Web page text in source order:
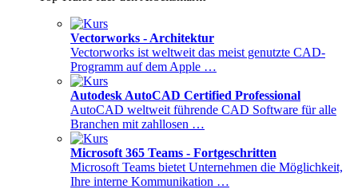
Vectorworks - Architektur
Vectorworks ist weltweit das meist genutzte CAD-
Programm auf dem Apple …
Autodesk AutoCAD Certified Professional
AutoCAD weltweit führende CAD Software für alle
Branchen mit zahllosen …
Microsoft 365 Teams - Fortgeschritten
Microsoft Teams bietet Unternehmen die Möglichkeit,
Ihre interne Kommunikation …